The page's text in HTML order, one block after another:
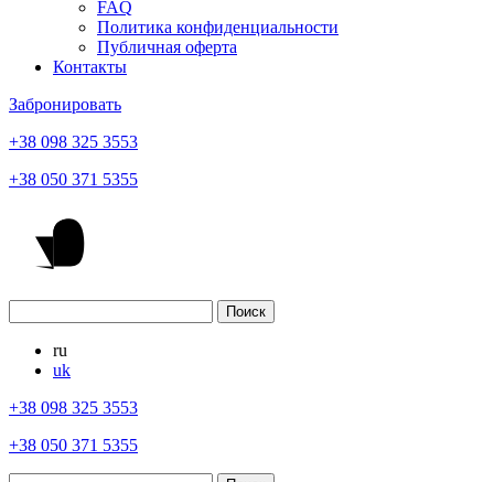
FAQ
Политика конфиденциальности
Публичная оферта
Контакты
Забронировать
+38 098 325 3553
+38 050 371 5355
ru
uk
+38 098 325 3553
+38 050 371 5355